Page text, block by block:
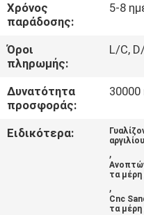
ΕΙΔΉΣΕΙΣ
ΜΙΑ
ΠΡΟΣΦΟΡΆ
ΙΣΤΟΣΕΛΊΔΑΣ
Χρόνος
παράδοσης:
5-8
Όροι
πληρωμής:
L/C,
Δυνατότητα
προσφοράς:
Ειδικότερα:
,
τα μέρη
,
Cnc
τα μέρη